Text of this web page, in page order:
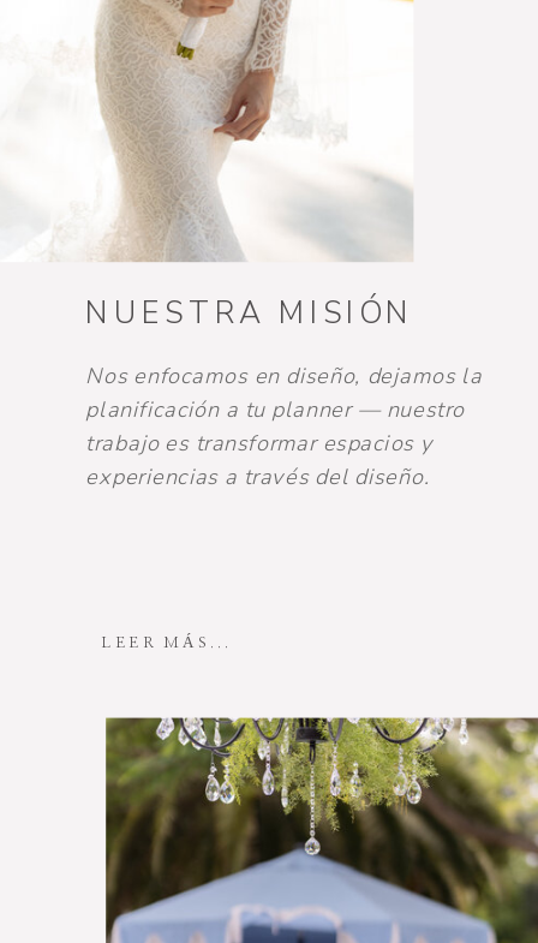
NUESTRA MISIÓN
Nos enfocamos en diseño, dejamos la
planificación a tu planner — nuestro
trabajo es transformar espacios y
experiencias a través del diseño.
LEER MÁS...